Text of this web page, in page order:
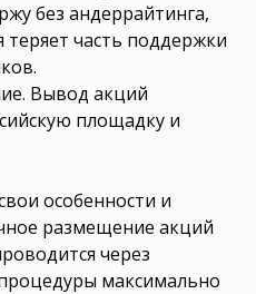
без андеррайтинга,
часть поддержки
Вывод акций
площадку и
особенности и
размещение акций
через
максимально